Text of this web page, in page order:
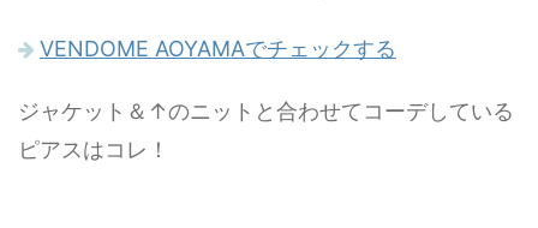
VENDOME AOYAMAでチェックする
ジャケット＆↑のニットと合わせてコーデしている
ピアスはコレ！